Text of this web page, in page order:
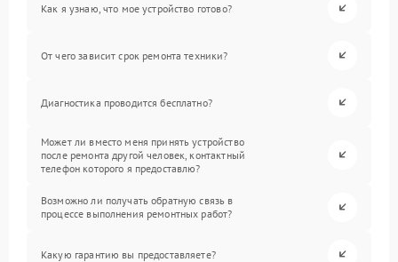
Как я узнаю, что мое устройство готово?
От чего зависит срок ремонта техники?
Диагностика проводится бесплатно?
Может ли вместо меня принять устройство
после ремонта другой человек, контактный
телефон которого я предоставлю?
Возможно ли получать обратную связь в
процессе выполнения ремонтных работ?
Какую гарантию вы предоставляете?